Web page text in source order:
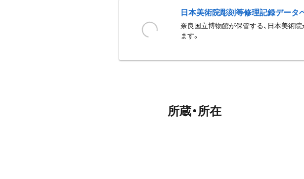
日本美術院彫刻等修理記録データ
奈良国立博物館が保管する、日本美術
ます。
所蔵・所在